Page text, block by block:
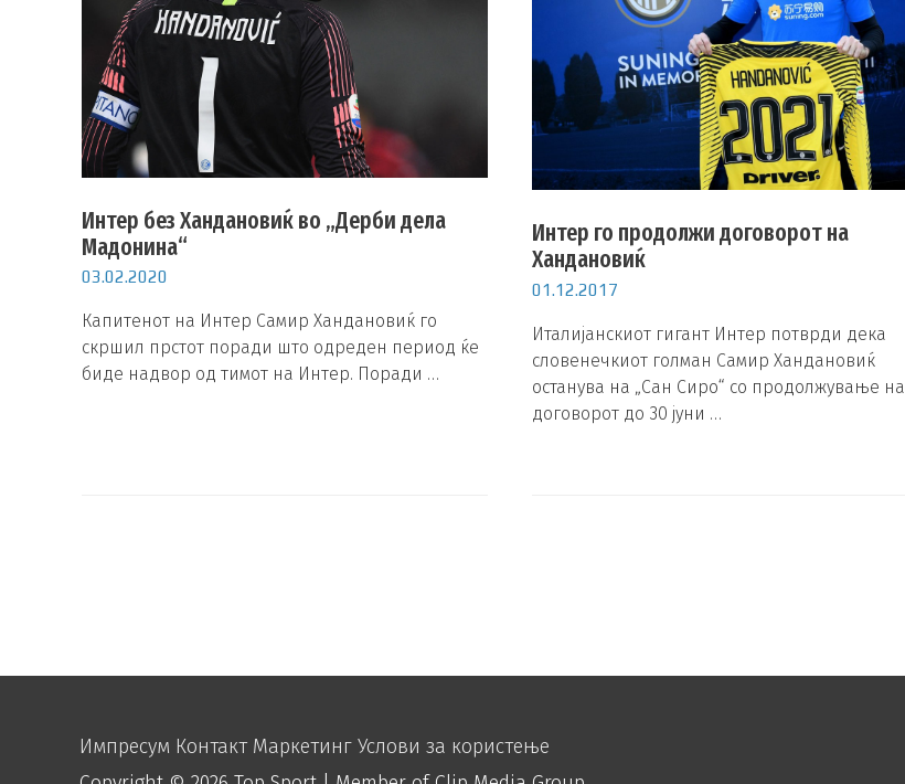
Интер без Хандановиќ во „Дерби дела
Мадонина“
03.02.2020
Капитенот на Интер Самир Хандановиќ го
скршил прстот поради што одреден период ќе
биде надвор од тимот на Интер. Поради …
Интер го продолжи договорот на
Хандановиќ
01.12.2017
Италијанскиот гигант Интер потврди дека
словенечкиот голман Самир Хандановиќ
останува на „Сан Сиро“ со продолжување на
договорот до 30 јуни …
Импресум Контакт Маркетинг Услови за користење